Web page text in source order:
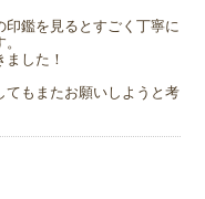
鑑を見るとすごく丁寧に
した！
てもまたお願いしようと考